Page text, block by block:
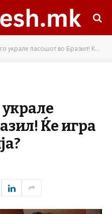
пасошот во Бразил! Ќе игра ли за Холандија?
Ќе игра